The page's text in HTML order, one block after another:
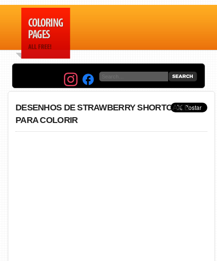
DESENHOS DE STRAWBERRY SHORTCAKE
PARA COLORIR